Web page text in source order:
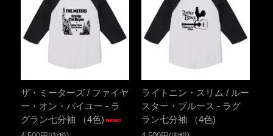
ザ・ミーターズ / ファイヤ
ー・オン・バイユー - ラ
グラン七分袖 （4色)
ライトニン・スリム / ルー
スター・ブルース - ラグ
ラン七分袖 （4色)